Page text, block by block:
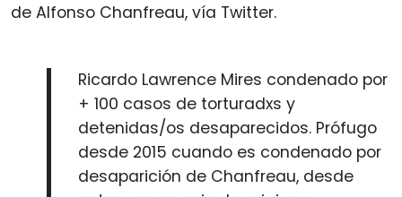
de Alfonso Chanfreau, vía Twitter.
Ricardo Lawrence Mires condenado por
+ 100 casos de torturadxs y
detenidas/os desaparecidos. Prófugo
desde 2015 cuando es condenado por
desaparición de Chanfreau, desde